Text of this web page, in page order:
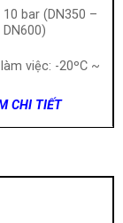
10 bar (DN350 –
DN600)
việc: -20ºC ~
CHI TIẾT